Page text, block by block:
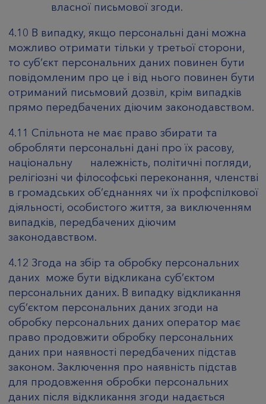
власної письмової згоди.
4.10 В випадку, якщо персональні дані можна
можливо отримати тільки у третьої сторони,
то суб’єкт персональних даних повинен бути
повідомленим про це і від нього повинен бути
отриманий письмовий дозвіл, крім випадків
прямо передбачених діючим законодавством.
4.11 Спільнота не має право збирати та
обробляти персональні дані про їх расову,
національну належність, політичні погляди,
релігіозні чи філософські переконання, членстві
в громадських об’єднаннях чи їх профспілкової
діяльності, особистого життя, за виключенням
випадків, передбачених діючим
законодавством.
4.12 Згода на збір та обробку персональних
даних може бути відкликана суб’єктом
персональних даних. В випадку відкликання
суб’єктом персональних даних згоди на
обробку персональних даних оператор має
право продовжити обробку персональних
даних при наявності передбачених підстав
законом. Заключення про наявність підстав
для продовження обробки персональних
даних після відкликання згоди надається